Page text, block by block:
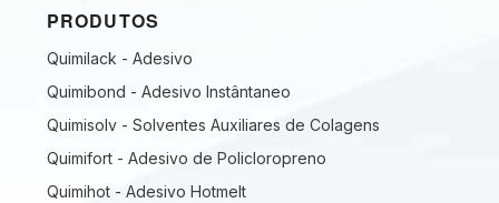
PRODUTOS
Quimilack - Adesivo
Quimibond - Adesivo Instântaneo
Quimisolv - Solventes Auxiliares de Colagens
Quimifort - Adesivo de Policloropreno
Quimihot - Adesivo Hotmelt